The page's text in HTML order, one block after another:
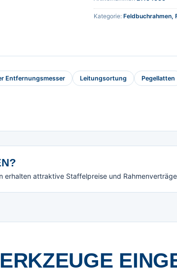
Kategorie: Feldbuchrahmen,
Entfernungsmesser Leitungsortung Pegellatten
erhalten attraktive Staffelpreise und